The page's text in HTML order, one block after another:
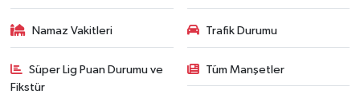
Namaz Vakitleri Trafik Durumu
Süper Lig Puan Durumu ve
Fikstür
Tüm Manşetler